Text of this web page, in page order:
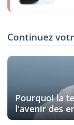
Continuez
Pourquoi la
l'avenir des